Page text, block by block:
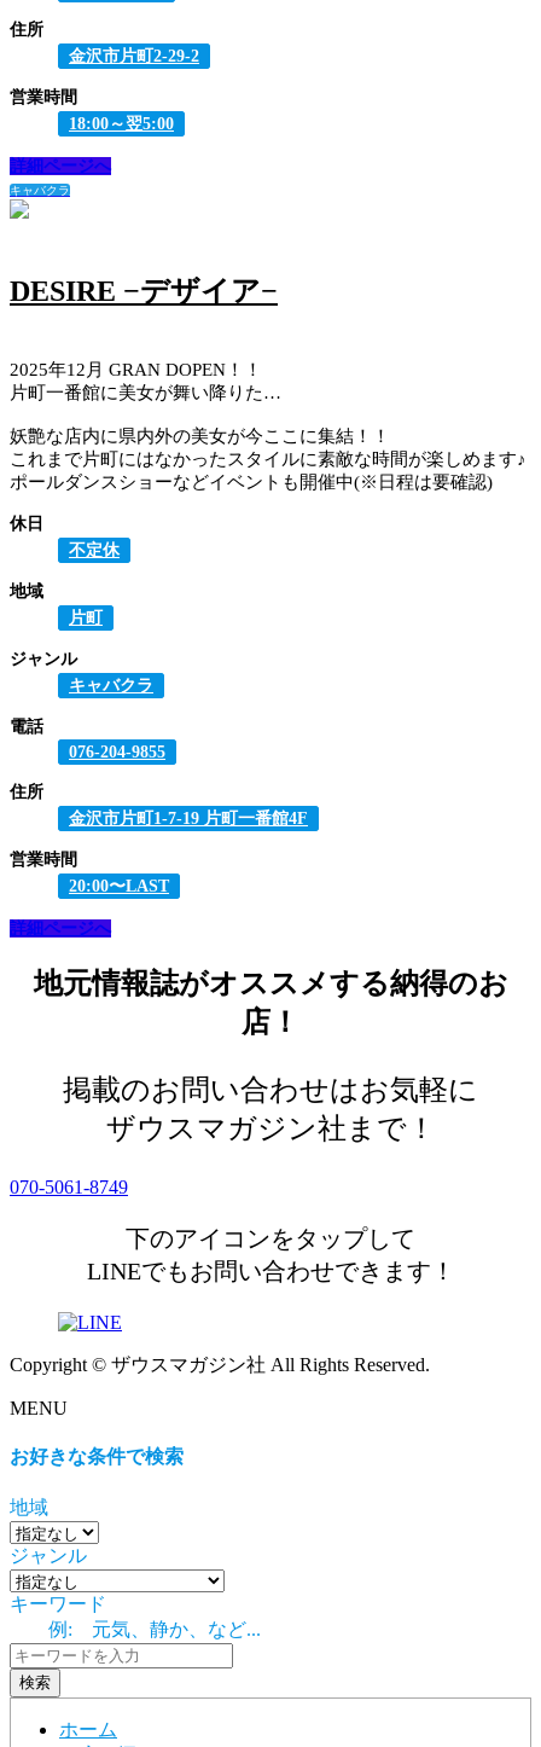
住所
金沢市片町2-29-2
営業時間
18:00～翌5:00
詳細ページへ
キャバクラ
DESIRE −デザイア−
2025年12月 GRAN DOPEN！！
片町一番館に美女が舞い降りた…
妖艶な店内に県内外の美女が今ここに集結！！
これまで片町にはなかったスタイルに素敵な時間が楽しめます♪
ポールダンスショーなどイベントも開催中(※日程は要確認)
休日
不定休
地域
片町
ジャンル
キャバクラ
電話
076-204-9855
住所
金沢市片町1-7-19 片町一番館4F
営業時間
20:00〜LAST
詳細ページへ
地元情報誌がオススメする納得のお
店！
掲載のお問い合わせはお気軽に
ザウスマガジン社まで！
070-5061-8749
下のアイコンをタップして
LINEでもお問い合わせできます！
Copyright © ザウスマガジン社 All Rights Reserved.
MENU
お好きな条件で検索
地域
ジャンル
キーワード
検索
ホーム